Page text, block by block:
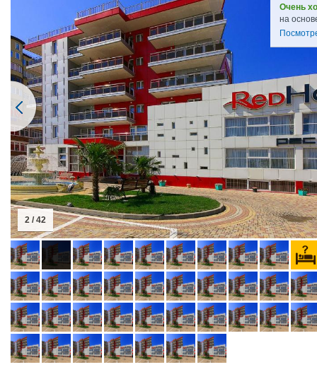
Очень
на
2 / 42